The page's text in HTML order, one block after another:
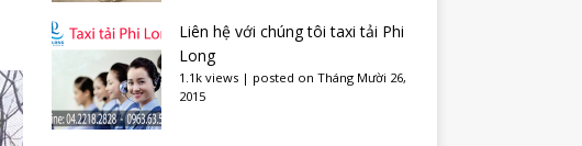
Liên hệ với chúng tôi taxi tải Phi
Long
1.1k views| posted on Tháng Mười 26,
2015